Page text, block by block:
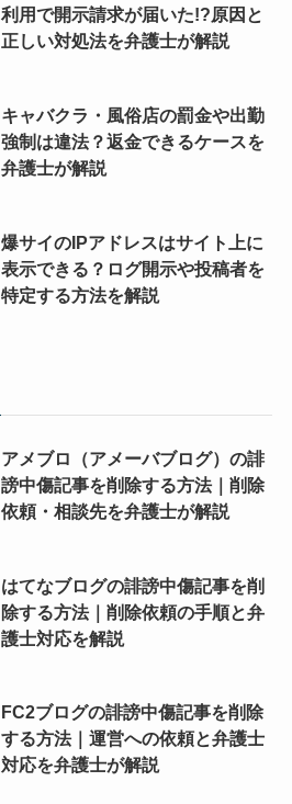
利用で開示請求が届いた!?原因と
正しい対処法を弁護士が解説
キャバクラ・風俗店の罰金や出勤
強制は違法？返金できるケースを
弁護士が解説
爆サイのIPアドレスはサイト上に
表示できる？ログ開示や投稿者を
特定する方法を解説
アメブロ（アメーバブログ）の誹
謗中傷記事を削除する方法｜削除
依頼・相談先を弁護士が解説
はてなブログの誹謗中傷記事を削
除する方法｜削除依頼の手順と弁
護士対応を解説
FC2ブログの誹謗中傷記事を削除
する方法｜運営への依頼と弁護士
対応を弁護士が解説